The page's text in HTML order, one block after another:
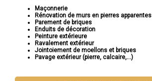
Maçonnerie
Rénovation de murs en pierres apparentes
Parement de briques
Enduits de décoration
Peinture extérieure
Ravalement extérieur
Jointoiement de moellons et briques
Pavage extérieur (pierre, calcaire,...)